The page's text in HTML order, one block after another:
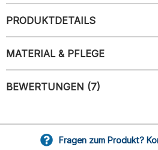
PRODUKTDETAILS
MATERIAL & PFLEGE
BEWERTUNGEN (7)
Fragen zum Produkt?